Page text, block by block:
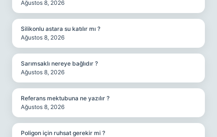
Ağustos 8, 2026
Silikonlu astara su katılır mı ?
Ağustos 8, 2026
Sarımsaklı nereye bağlıdır ?
Ağustos 8, 2026
Referans mektubuna ne yazılır ?
Ağustos 8, 2026
Poligon için ruhsat gerekir mi ?